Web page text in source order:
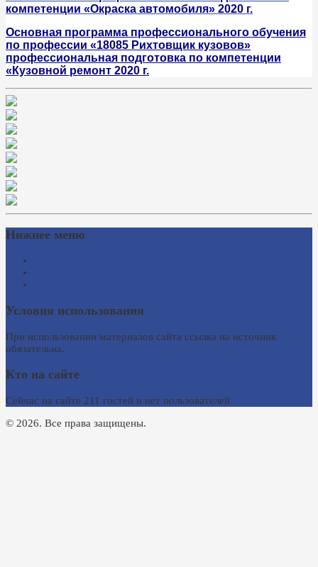
компетенции «Окраска автомобиля» 2020 г.
Основная программа профессионального обучения
по профессии «18085 Рихтовщик кузовов»
профессиональная подготовка по компетенции
«Кузовной ремонт 2020 г.
Нижнее меню
Условия использования
При использовании материалов сайта ссылка на источник
обязательна.
Кто на сайте
Сейчас на сайте 211 гостей и нет пользователей
© 2026. Все права защищены.